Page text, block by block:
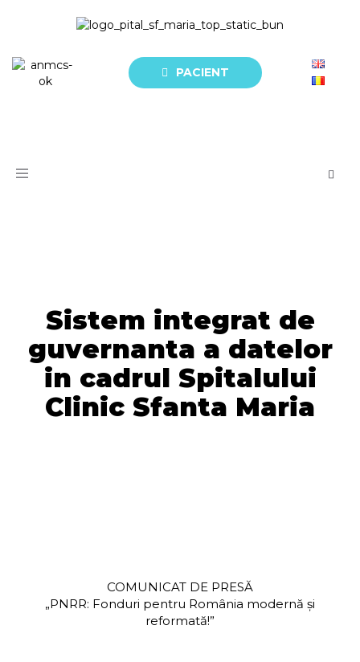
PACIENT
Toggle
Sistem integrat de
guvernanta a datelor
in cadrul Spitalului
Clinic Sfanta Maria
COMUNICAT DE PRESĂ
„PNRR: Fonduri pentru România modernă și
reformată!”